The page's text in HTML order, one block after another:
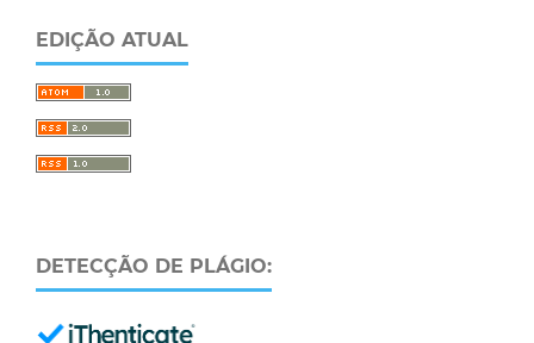
EDIÇÃO ATUAL
DETECÇÃO DE PLÁGIO: